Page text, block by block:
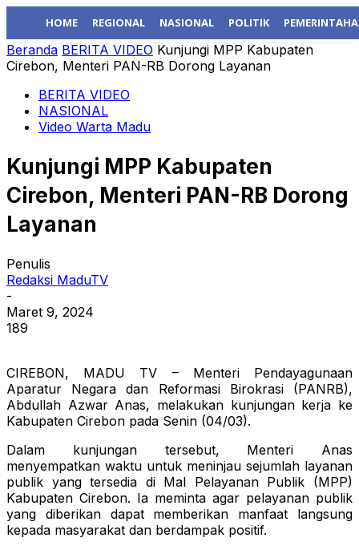
HOME REGIONAL NASIONAL POLITIK
Beranda BERITA VIDEO Kunjungi MPP Kabupaten
Cirebon, Menteri PAN-RB Dorong Layanan
BERITA VIDEO
NASIONAL
Video Warta Madu
Kunjungi MPP Kabupaten
Cirebon, Menteri PAN-RB Dorong
Layanan
Penulis
Redaksi MaduTV
-
Maret 9, 2024
189
CIREBON, MADU TV – Menteri Pendayagunaan
Aparatur Negara dan Reformasi Birokrasi (PANRB),
Abdullah Azwar Anas, melakukan kunjungan kerja ke
Kabupaten Cirebon pada Senin (04/03).
Dalam kunjungan tersebut, Menteri Anas
menyempatkan waktu untuk meninjau sejumlah layanan
publik yang tersedia di Mal Pelayanan Publik (MPP)
Kabupaten Cirebon. Ia meminta agar pelayanan publik
yang diberikan dapat memberikan manfaat langsung
kepada masyarakat dan berdampak positif.